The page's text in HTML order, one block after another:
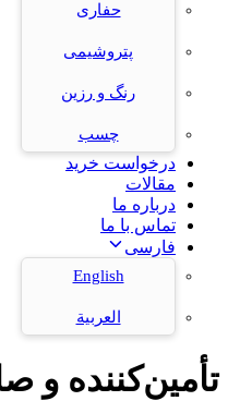
حفاری
پتروشیمی
رنگ و رزین
چسب
درخواست خرید
مقالات
درباره ما
تماس با ما
فارسی
English
العربية
تأمین‌کننده و